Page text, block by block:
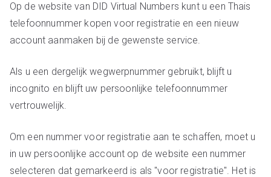
Op de website van DID Virtual Numbers kunt u een Thais
telefoonnummer kopen voor registratie en een nieuw
account aanmaken bij de gewenste service.
Als u een dergelijk wegwerpnummer gebruikt, blijft u
incognito en blijft uw persoonlijke telefoonnummer
vertrouwelijk.
Om een nummer voor registratie aan te schaffen, moet u
in uw persoonlijke account op de website een nummer
selecteren dat gemarkeerd is als "voor registratie". Het is